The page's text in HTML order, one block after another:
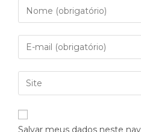
Salvar meus dados neste